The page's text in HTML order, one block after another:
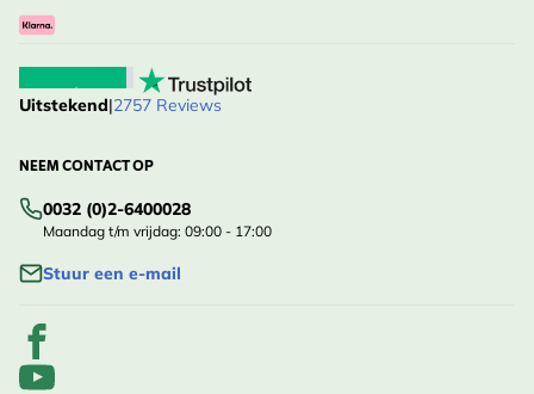
Uitstekend|2757 Reviews
NEEM CONTACT OP
0032 (0)2-6400028
Maandag t/m vrijdag: 09:00 - 17:00
Stuur een e-mail